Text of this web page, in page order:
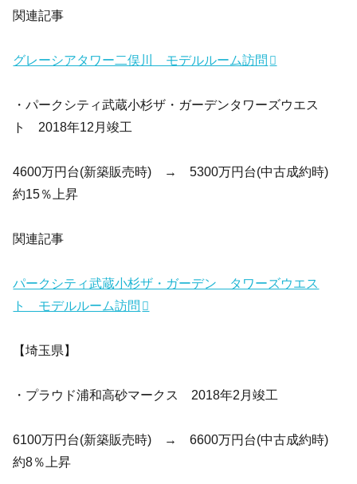
関連記事
グレーシアタワー二俣川 モデルルーム訪問
・パークシティ武蔵小杉ザ・ガーデンタワーズウエス
ト 2018年12月竣工
4600万円台(新築販売時) → 5300万円台(中古成約時)
約15％上昇
関連記事
パークシティ武蔵小杉ザ・ガーデン タワーズウエス
ト モデルルーム訪問
【埼玉県】
・プラウド浦和高砂マークス 2018年2月竣工
6100万円台(新築販売時) → 6600万円台(中古成約時)
約8％上昇